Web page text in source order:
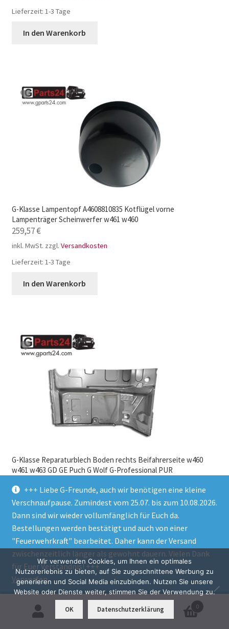
+++ Liebe G-Freunde, auch wir benötigen eine kleine
Verschnaufpause. Zumindest vom 25.07. bis zum 10.08.2026.
Dann sind wir wieder vollumfänglich für Euch da.
Bestellungen werden bestätigt und auch von einer
"Feuerwehrkraft" bearbeitet. Daher kann der Versand
zwischenzeitlich länger als gewohnt dauern. Vielen Dank
für Euer Verständnis! +++
Verwerfen
Lieferzeit: 1-3 Tage
In den Warenkorb
G-Klasse Lampentopf A4608810835 Kotflügel vorne
Lampenträger Scheinwerfer w461 w460
259,57€
inkl. MwSt. zzgl. Versandkosten
Lieferzeit: 1-3 Tage
In den Warenkorb
G-Klasse Reparaturblech Boden rechts Beifahrerseite w460
w461 w463 GD GE Puch G Wolf G-Professional PUR
inkl. MwSt.
Versandkosten
Lieferzeit:1-7 Tage
In den Warenkorb
0
Wir verwenden Cookies, um Ihnen ein optimales
Nutzererlebnis zu bieten, auf Sie zugeschnittene Werbung zu
generieren und Social Media einzubinden. Nutzen Sie unsere
Website oder Dienste weiter, stimmen Sie der Verwendung zu.
OK Datenschutzerklärung